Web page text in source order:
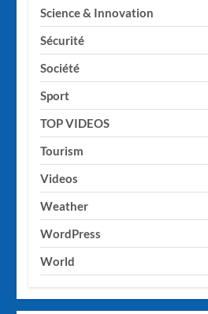
Science & Innovation
Sécurité
Société
Sport
TOP VIDEOS
Tourism
Videos
Weather
WordPress
World